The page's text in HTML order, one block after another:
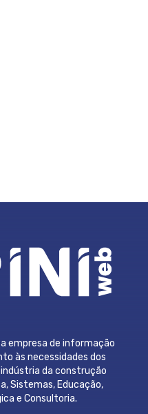
empresa de informação
às necessidades dos
da construção
Sistemas, Educação,
e Consultoria.